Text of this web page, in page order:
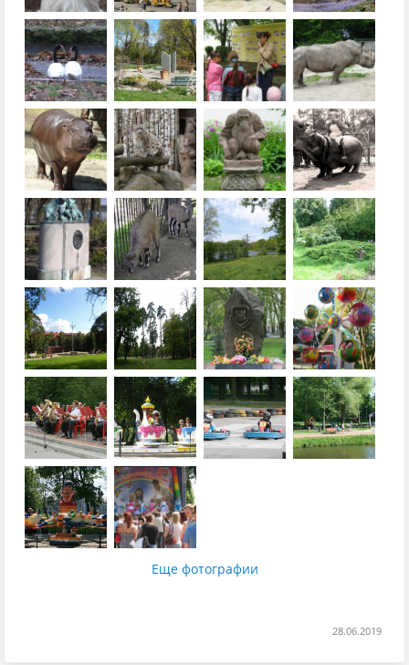
Еще фотографии
28.06.2019